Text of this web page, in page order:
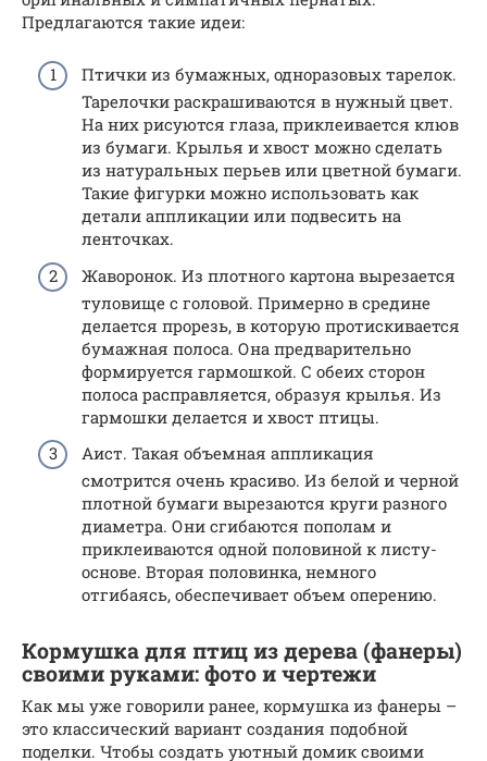
Предлагаются такие идеи:
Птички из бумажных, одноразовых тарелок.
Тарелочки раскрашиваются в нужный цвет.
На них рисуются глаза, приклеивается клюв
из бумаги. Крылья и хвост можно сделать
из натуральных перьев или цветной бумаги.
Такие фигурки можно использовать как
детали аппликации или подвесить на
ленточках.
Жаворонок. Из плотного картона вырезается
туловище с головой. Примерно в средине
делается прорезь, в которую протискивается
бумажная полоса. Она предварительно
формируется гармошкой. С обеих сторон
полоса расправляется, образуя крылья. Из
гармошки делается и хвост птицы.
Аист. Такая объемная аппликация
смотрится очень красиво. Из белой и черной
плотной бумаги вырезаются круги разного
диаметра. Они сгибаются пополам и
приклеиваются одной половиной к листу-
основе. Вторая половинка, немного
отгибаясь, обеспечивает объем оперению.
Кормушка для птиц из дерева (фанеры)
своими руками: фото и чертежи
Как мы уже говорили ранее, кормушка из фанеры –
это классический вариант создания подобной
поделки. Чтобы создать уютный домик своими